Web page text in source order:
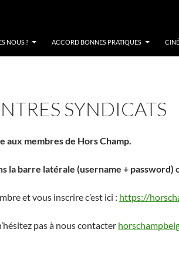
NOUS ? ACCORD BONNES PRATIQUES
SYNDICATS
aux membres de Hors Champ.
la barre latérale (username + password)
et vous inscrire c’est ici : https://
pas à nous contacter